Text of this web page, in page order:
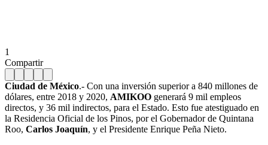
1
Compartir
Ciudad de México.- Con una inversión superior a 840 millones de
dólares, entre 2018 y 2020, AMIKOO generará 9 mil empleos
directos, y 36 mil indirectos, para el Estado. Esto fue atestiguado en
la Residencia Oficial de los Pinos, por el Gobernador de Quintana
Roo, Carlos Joaquín, y el Presidente Enrique Peña Nieto.